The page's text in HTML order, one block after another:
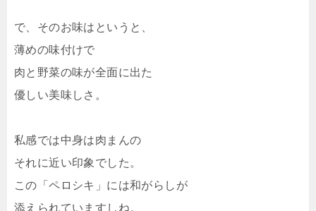
で、そのお味はというと、
薄めの味付けで
肉と野菜の味が全面に出た
優しい美味しさ。
私感では中身は肉まんの
それに近い印象でした。
この「ペロシキ」には和がらしが
添えられていますしね。